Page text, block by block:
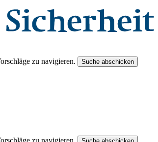
zu navigieren. Suche abschicken